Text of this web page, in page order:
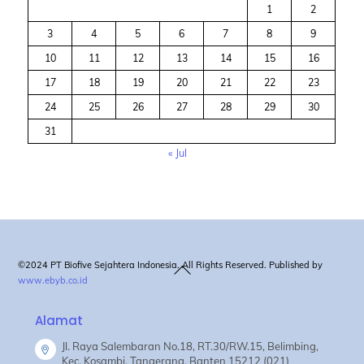
1
2
3
4 5 6 7 8
9
10
11 12 13 14 15
16
17
18 19 20 21 22
23
24
25 26 27 28 29
30
31
« Jul
Back
©2024 PT Biofive Sejahtera Indonesia. All Rights Reserved. Published by
www.ebyb.co.id
Alamat
Jl. Raya Salembaran No.18, RT.30/RW.15, Belimbing,
Kec. Kosambi, Tangerang, Banten 15212 (021)